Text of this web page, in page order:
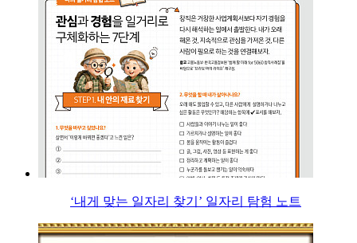
‘내게 맞는 일자리 찾기’ 일자리 탐험 노트